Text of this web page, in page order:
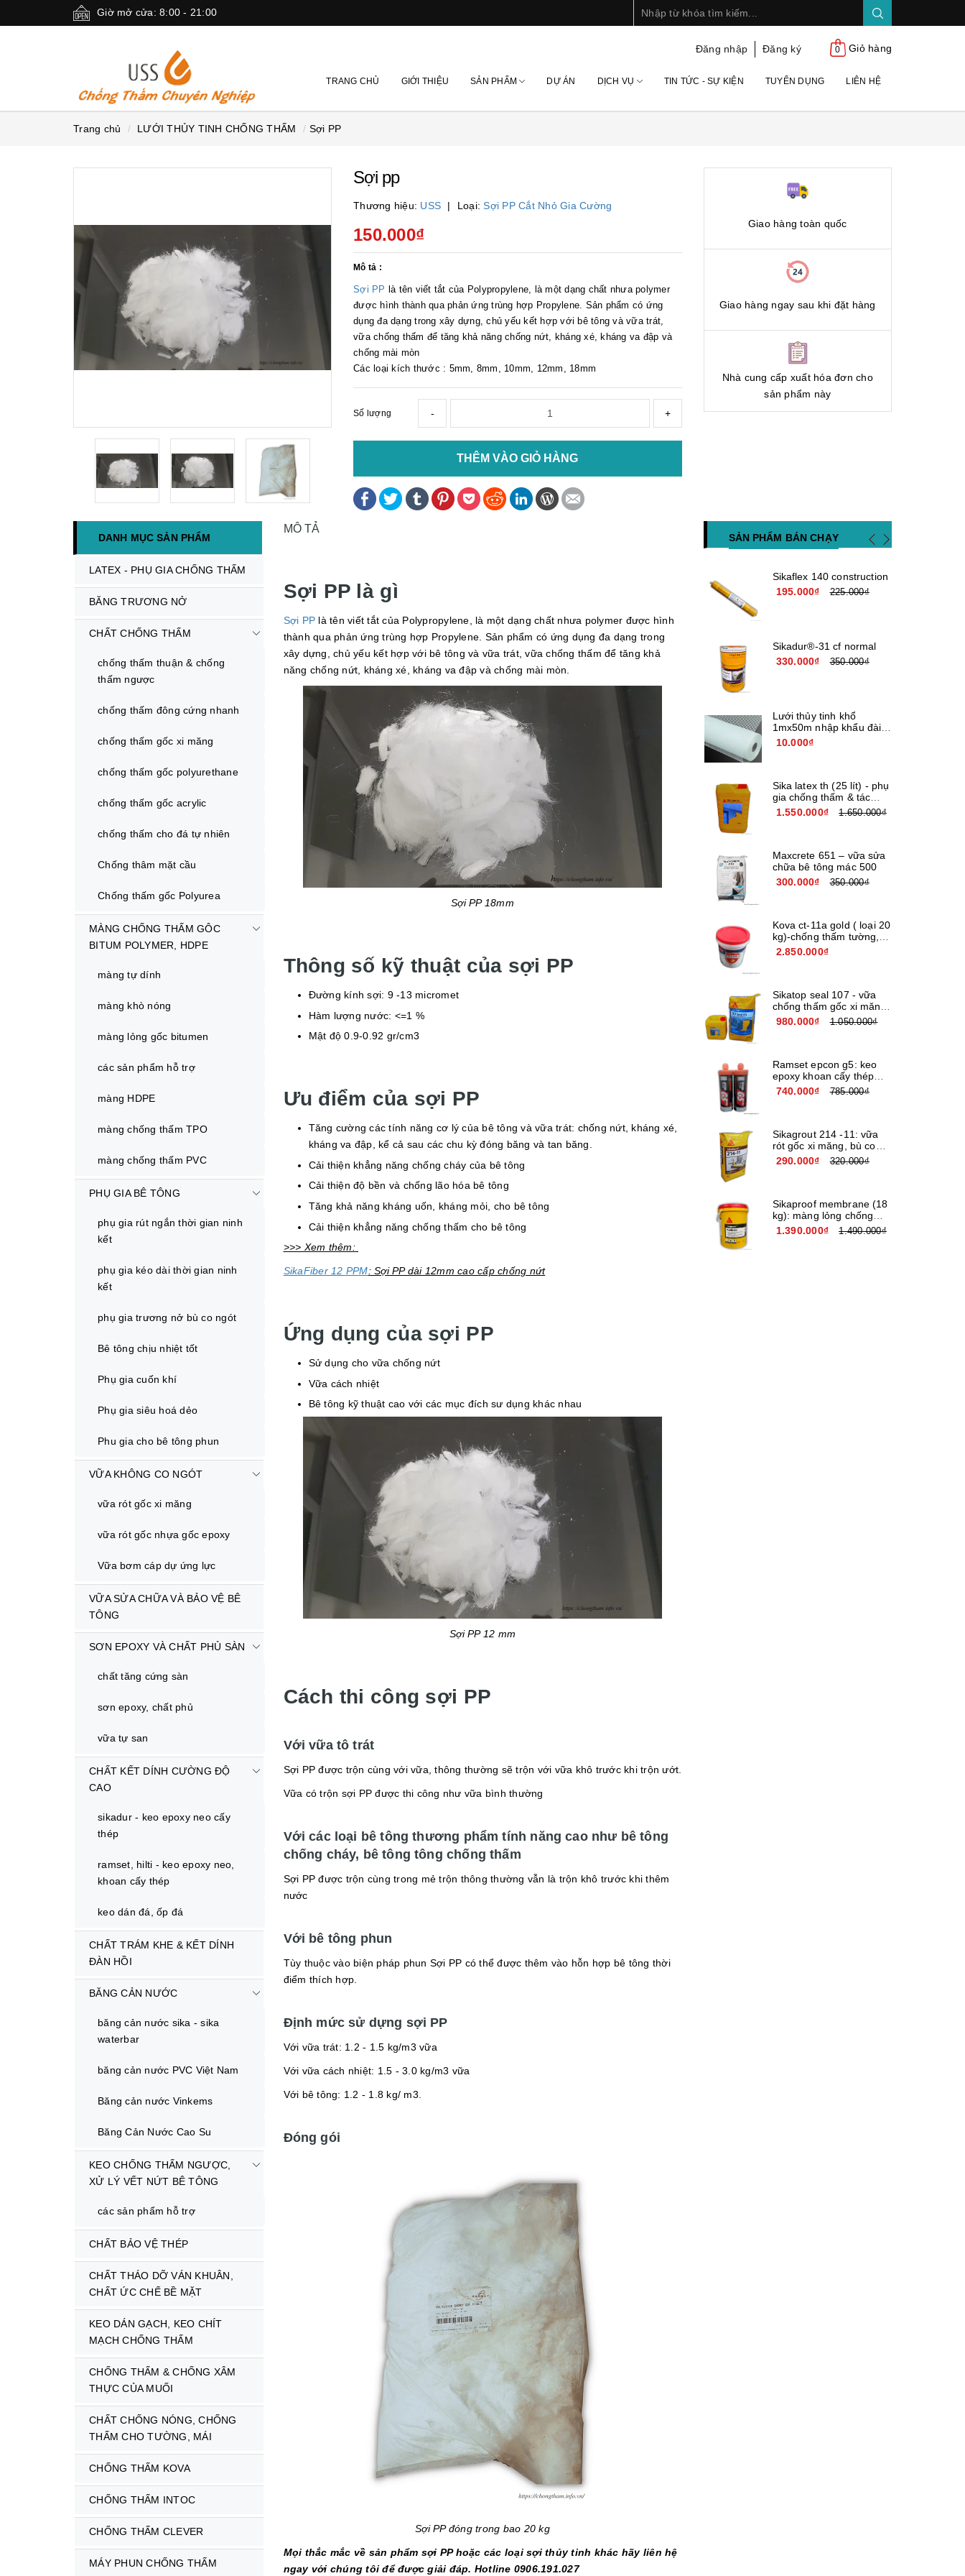
Giờ mở cửa: 8:00 - 21:00
Đăng nhập Đăng ký 0 Giỏ hàng
TRANG CHỦ GIỚI THIỆU SẢN PHẨM DỰ ÁN DỊCH VỤ TIN TỨC - SỰ KIỆN TUYỂN DỤNG LIÊN HỆ
Trang chủ LƯỚI THỦY TINH CHỐNG THẤM Sợi PP
Sợi pp
Thương hiệu: USS Loại:Sợi PP Cắt Nhỏ Gia Cường
150.000₫
Mô tả :
Sợi PP là tên viết tắt của Polypropylene, là một dạng chất nhưa polymer
được hình thành qua phản ứng trùng hợp Propylene. Sản phẩm có ứng
dụng đa dạng trong xây dựng, chủ yếu kết hợp với bê tông và vữa trát,
vữa chống thấm để tăng khả năng chống nứt, kháng xé, kháng va đập và
chống mài mòn
Các loại kích thước : 5mm, 8mm, 10mm, 12mm, 18mm
Số lượng - +
THÊM VÀO GIỎ HÀNG
Giao hàng toàn quốc
Giao hàng ngay sau khi đặt hàng
Nhà cung cấp xuất hóa đơn cho
sản phẩm này
DANH MỤC SẢN PHẨM
LATEX - PHỤ GIA CHỐNG THẤM
BĂNG TRƯƠNG NỞ
CHẤT CHỐNG THẤM
chống thấm thuận & chống
thấm ngược
chống thấm đông cứng nhanh
chống thấm gốc xi măng
chống thấm gốc polyurethane
chống thấm gốc acrylic
chống thấm cho đá tự nhiên
Chống thâm mặt cầu
Chống thấm gốc Polyurea
MÀNG CHỐNG THẤM GÔC
BITUM POLYMER, HDPE
màng tự dính
màng khò nóng
màng lỏng gốc bitumen
các sản phẩm hỗ trợ
màng HDPE
màng chống thấm TPO
màng chống thấm PVC
PHỤ GIA BÊ TÔNG
phụ gia rút ngắn thời gian ninh
kết
phụ gia kéo dài thời gian ninh
kết
phụ gia trương nở bù co ngót
Bê tông chịu nhiệt tốt
Phụ gia cuốn khí
Phụ gia siêu hoá dẻo
Phu gia cho bê tông phun
VỮA KHÔNG CO NGÓT
vữa rót gốc xi măng
vữa rót gốc nhựa gốc epoxy
Vữa bơm cáp dự ứng lực
VỮA SỬA CHỮA VÀ BẢO VỆ BÊ
TÔNG
SƠN EPOXY VÀ CHẤT PHỦ SÀN
chất tăng cứng sàn
sơn epoxy, chất phủ
vữa tự san
CHẤT KẾT DÍNH CƯỜNG ĐỘ
CAO
sikadur - keo epoxy neo cấy
thép
ramset, hilti - keo epoxy neo,
khoan cấy thép
keo dán đá, ốp đá
CHẤT TRÁM KHE & KẾT DÍNH
ĐÀN HỒI
BĂNG CẢN NƯỚC
băng cản nước sika - sika
waterbar
băng cản nước PVC Việt Nam
Băng cản nước Vinkems
Băng Cản Nước Cao Su
KEO CHỐNG THẤM NGƯỢC,
XỬ LÝ VẾT NỨT BÊ TÔNG
các sản phẩm hỗ trợ
CHẤT BẢO VỆ THÉP
CHẤT THÁO DỠ VÁN KHUÂN,
CHẤT ỨC CHẾ BỀ MẶT
KEO DÁN GẠCH, KEO CHÍT
MẠCH CHỐNG THẤM
CHỐNG THẤM & CHỐNG XÂM
THỰC CỦA MUỐI
CHẤT CHỐNG NÓNG, CHỐNG
THẤM CHO TƯỜNG, MÁI
CHỐNG THẤM KOVA
CHỐNG THẤM INTOC
CHỐNG THẤM CLEVER
MÁY PHUN CHỐNG THẤM
MÔ TẢ
Sợi PP là gì
Sợi PP là tên viết tắt của Polypropylene, là một dạng chất nhưa polymer được hình
thành qua phản ứng trùng hợp Propylene. Sản phẩm có ứng dụng đa dạng trong
xây dựng, chủ yếu kết hợp với bê tông và vữa trát, vữa chống thấm để tăng khả
năng chống nứt, kháng xé, kháng va đập và chống mài mòn.
Sợi PP 18mm
Thông số kỹ thuật của sợi PP
Đường kính sợi: 9 -13 micromet
Hàm lượng nước: <=1 %
Mật độ 0.9-0.92 gr/cm3
Ưu điểm của sợi PP
Tăng cường các tính năng cơ lý của bê tông và vữa trát: chống nứt, kháng xé,
kháng va đập, kể cả sau các chu kỳ đóng băng và tan băng.
Cải thiện khẳng năng chống cháy của bê tông
Cải thiện độ bền và chống lão hóa bê tông
Tăng khả năng kháng uốn, kháng mỏi, cho bê tông
Cải thiện khẳng năng chống thấm cho bê tông
>>> Xem thêm:
SikaFiber 12 PPM: Sợi PP dài 12mm cao cấp chống nứt
Ứng dụng của sợi PP
Sử dụng cho vữa chống nứt
Vữa cách nhiệt
Bê tông kỹ thuật cao với các mục đích sư dụng khác nhau
Sợi PP 12 mm
Cách thi công sợi PP
Với vữa tô trát
Sợi PP được trộn cùng với vữa, thông thường sẽ trộn với vữa khô trước khi trộn ướt.
Vữa có trộn sợi PP được thi công như vữa bình thường
Với các loại bê tông thương phẩm tính năng cao như bê tông
chống cháy, bê tông tông chống thấm
Sợi PP được trộn cùng trong mẻ trộn thông thường vẫn là trộn khô trước khi thêm
nước
Với bê tông phun
Tùy thuộc vào biện pháp phun Sợi PP có thể được thêm vào hỗn hợp bê tông thời
điểm thích hợp.
Định mức sử dựng sợi PP
Với vữa trát: 1.2 - 1.5 kg/m3 vữa
Với vữa cách nhiệt: 1.5 - 3.0 kg/m3 vữa
Với bê tông: 1.2 - 1.8 kg/ m3.
Đóng gói
Sợi PP đóng trong bao 20 kg
Mọi thắc mắc về sản phẩm sợi PP hoặc các loại sợi thủy tinh khác hãy liên hệ
ngay với chúng tôi để được giải đáp. Hotline 0906.191.027
SẢN PHẨM BÁN CHẠY
Sikaflex 140 construction
195.000₫
225.000₫
Sikadur®-31 cf normal
330.000₫
350.000₫
Lưới thủy tinh khổ
1mx50m nhập khẩu đài
loan
10.000₫
Sika latex th (25 lít) - phụ
gia chống thấm & tác
nhân kết nối
1.550.000₫ 1.650.000₫
Maxcrete 651 – vữa sửa
chữa bê tông mác 500
300.000₫
350.000₫
Kova ct-11a gold ( loại 20
kg)-chống thấm tường,
bê tông
2.850.000₫
Sikatop seal 107 - vữa
chống thấm gốc xi măng
cải tiến giá rẻ
980.000₫ 1.050.000₫
Ramset epcon g5: keo
epoxy khoan cấy thép
nhập khẩu usa
740.000₫ 785.000₫
Sikagrout 214 -11: vữa
rót gốc xi măng, bù co
ngót chất lượng cao
290.000₫ 320.000₫
Sikaproof membrane (18
kg): màng lỏng chống
thấm đàn hồi cao cấp
1.390.000₫ 1.490.000₫